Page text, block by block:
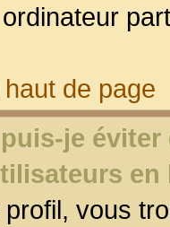
de page
je
en
profil, vous